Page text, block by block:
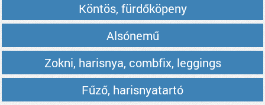
Köntös, fürdőköpeny
Alsónemű
Zokni, harisnya, combfix, leggings
Fűző, harisnyatartó